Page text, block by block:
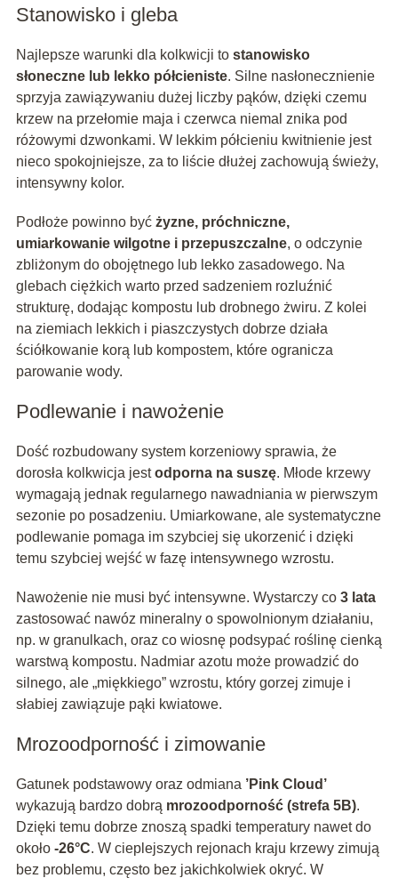
Stanowisko i gleba
Najlepsze warunki dla kolkwicji to stanowisko
słoneczne lub lekko półcieniste. Silne nasłonecznienie
sprzyja zawiązywaniu dużej liczby pąków, dzięki czemu
krzew na przełomie maja i czerwca niemal znika pod
różowymi dzwonkami. W lekkim półcieniu kwitnienie jest
nieco spokojniejsze, za to liście dłużej zachowują świeży,
intensywny kolor.
Podłoże powinno być żyzne, próchniczne,
umiarkowanie wilgotne i przepuszczalne, o odczynie
zbliżonym do obojętnego lub lekko zasadowego. Na
glebach ciężkich warto przed sadzeniem rozluźnić
strukturę, dodając kompostu lub drobnego żwiru. Z kolei
na ziemiach lekkich i piaszczystych dobrze działa
ściółkowanie korą lub kompostem, które ogranicza
parowanie wody.
Podlewanie i nawożenie
Dość rozbudowany system korzeniowy sprawia, że
dorosła kolkwicja jestodporna na suszę. Młode krzewy
wymagają jednak regularnego nawadniania w pierwszym
sezonie po posadzeniu. Umiarkowane, ale systematyczne
podlewanie pomaga im szybciej się ukorzenić i dzięki
temu szybciej wejść w fazę intensywnego wzrostu.
Nawożenie nie musi być intensywne. Wystarczy co 3 lata
zastosować nawóz mineralny o spowolnionym działaniu,
np. w granulkach, oraz co wiosnę podsypać roślinę cienką
warstwą kompostu. Nadmiar azotu może prowadzić do
silnego, ale „miękkiego” wzrostu, który gorzej zimuje i
słabiej zawiązuje pąki kwiatowe.
Mrozoodporność i zimowanie
Gatunek podstawowy oraz odmiana ’Pink Cloud’
wykazują bardzo dobrą mrozoodporność (strefa 5B).
Dzięki temu dobrze znoszą spadki temperatury nawet do
około -26°C. W cieplejszych rejonach kraju krzewy zimują
bez problemu, często bez jakichkolwiek okryć. W